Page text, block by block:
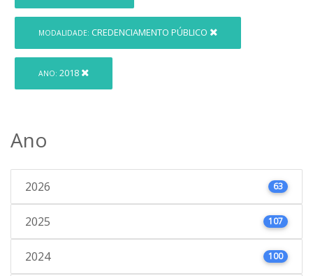
MODALIDADE: CREDENCIAMENTO PÚBLICO
ANO: 2018
Ano
2026 63
2025 107
2024 100